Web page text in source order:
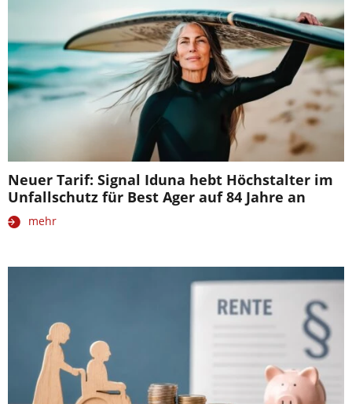
Neuer Tarif: Signal Iduna hebt Höchstalter im
Unfallschutz für Best Ager auf 84 Jahre an
mehr